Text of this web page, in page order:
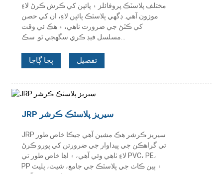
مختلف پلاسٽڪ پروفائلز ۽ پائپن کي ڪرش ڪرڻ لاءِ
موزون آهي. ڊگھي پلاسٽڪ پائپن لاءِ، ان کي حصن
کي ڪٽڻ جي ضرورت ناهي، ۽ هڪ ئي وقت
پڇا ڳاڇا تفصيل
JRP سيريز پلاسٽڪ ڪرشر
JRP سيريز ڪرشر هڪ مشين آهي جيڪا خاص طور
تي گراهڪن جي پيداوار جي ضرورتن کي پورو ڪرڻ
لاءِ ٺاهي وئي آهي، ۽ اها خاص طور تي PVC، PE،
PP ۽ ٻين ڪاٺ جي پلاسٽڪ جي جامع، شيٽ، پليٽ